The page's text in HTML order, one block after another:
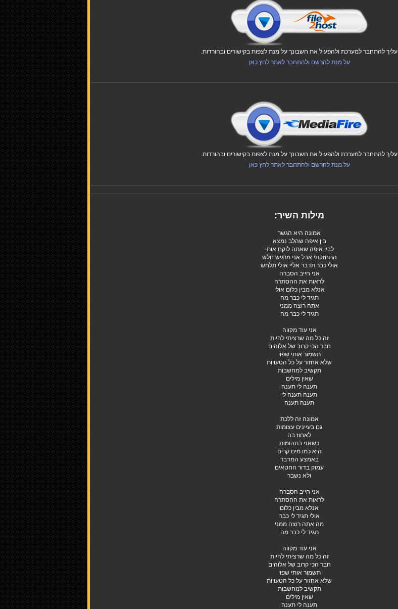
עליך להתחבר למערכת ולהפעיל את חשבונך על מנת לצפות בקישורים ובהורדות.
על מנת להרשם ולהתחבר לאתר לחץ כאן
עליך להתחבר למערכת ולהפעיל את חשבונך על מנת לצפות בקישורים ובהורדות.
על מנת להרשם ולהתחבר לאתר לחץ כאן
מילות השיר:
אמונה היא הגשר
בין איפה שהלב נמצא
לבין איפה שאתה לוקח אותי
התחזקתי אבל אני מרגיש חלש
אולי כבר תדבר אליי אולי תלחש
אני חייב הסברה
לראות את ההסתרה
אנלא מבין כלום אולי
תגיד לי כבר מה
אתה רוצה ממני
תגיד לי כבר מה
אני עוד מקווה
זה כל מה שרציתי להיות
חבר הכי קרוב של אלוהים
תשמור אותי שפוי
שלא אחזור על כל הטעויות
תקשיב למחשבות
שאין מילים
תענה לי תענה
תענה תענה לי
תענה תענה
אמונה זה ללכת
גם בעיינים עצומות
לאחוז בה
כשאני בתהומות
היא כמו מים קרים
באמצע המדבר
עמוק בדור החטאים
ולא נשבר
אני חייב הסברה
לראות את ההסתרה
אנלא מבין כלום
אולי תגיד לי כבר
מה אתה רוצה ממני
תגיד לי כבר מה
אני עוד מקווה
זה כל מה שרציתי להיות
חבר הכי קרוב של אלוהים
תשמור אותי שפוי
שלא אחזור על כל הטעויות
תקשיב למחשבות
שאין מילים
תענה לי תענה